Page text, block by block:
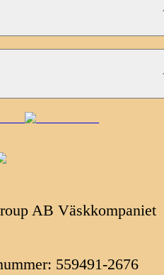
AB Väskkompaniet
559491-2676